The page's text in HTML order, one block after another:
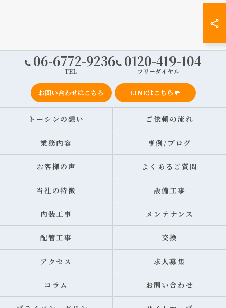
06-6772-9236
TEL
0120-419-104
フリーダイヤル
お問い合わせはこちら LINEはこちら
トーシンの想い ご依頼の流れ
業務内容 事例/ブログ
お客様の声 よくあるご質問
当社の特徴 設備工事
内装工事 メンテナンス
配管工事 交換
アクセス 求人募集
コラム お問い合わせ